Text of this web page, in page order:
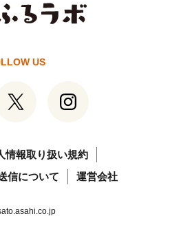
US
情報取り扱い規約
信について
運営会社